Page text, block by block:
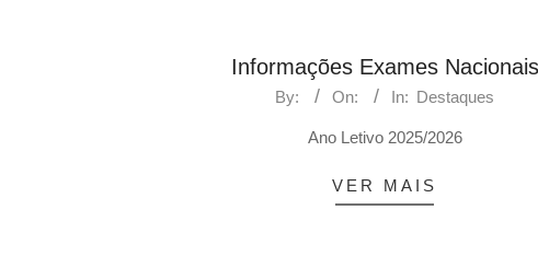
Informações Exames Nacionais
By: On: In: Destaques
Ano Letivo 2025/2026
VER MAIS